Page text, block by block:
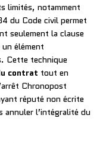
limités, notamment
du Code civil permet
seulement la clause
élément
Cette technique
contrat tout en
Chronopost
réputé non écrite
annuler l’intégralité du